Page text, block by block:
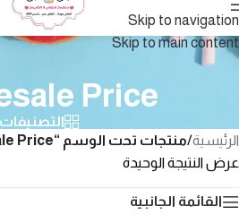
Skip to navigation
Skip to main content
Price
التصنيفات
الرئيسية/منتجات تحت الوسم “Wholesale Price”
عرض النتيجة الوحيدة
القائمة الجانبية